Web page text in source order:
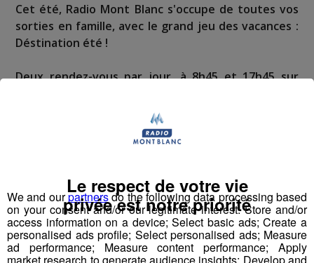
Cet été, Radio Mont Blanc s'occupe de toutes vos
sorties en famille, avec le grand jeu des vacances :
Déstination été !
Deux rendez-vous par jour, à 8h45 et 17h45 sur
Déstination été ! Une question...une destination !
bon choix entre les 3 réponses pour repartir avec vos
entrées pour un maximum d'activités dans la région !
Inscription par téléphone toute la journée pour
participer aux 2 tirages au sort par jour à 8h45 et 17h45.
We and ourpartnersdo the following data processing based
on your consent and/or our legitimate interest: Store and/or
access information on a device; Select basic ads; Create a
personalised ads profile; Select personalised ads; Measure
ad performance; Measure content performance; Apply
Le respect de votre vie
privée est notre priorité